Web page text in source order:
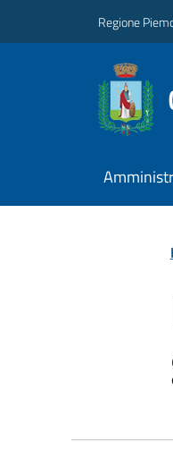
Regione